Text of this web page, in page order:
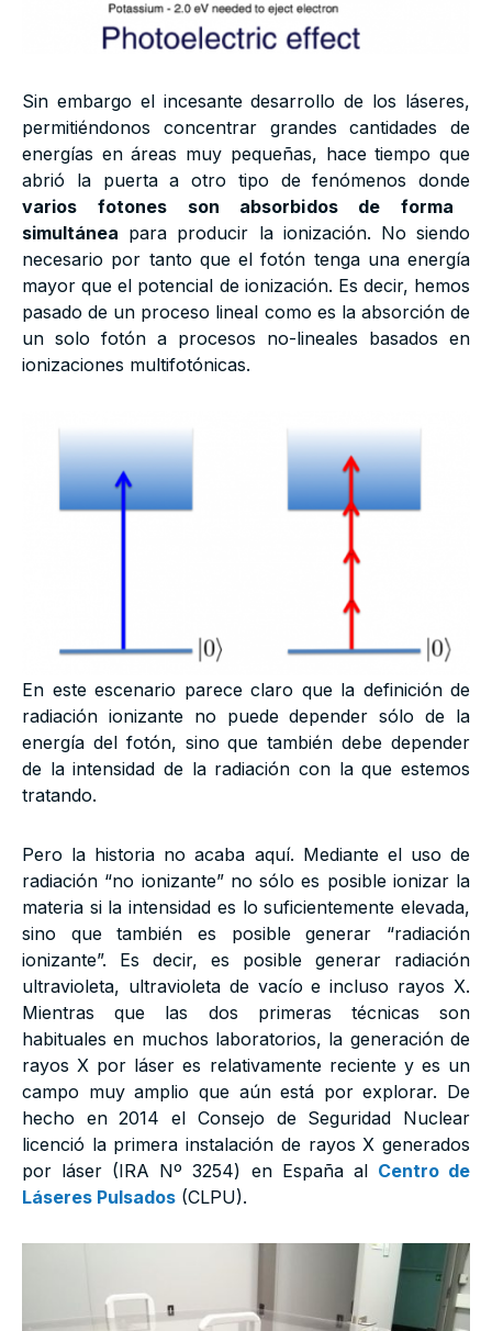
Sin embargo el incesante desarrollo de los láseres,
permitiéndonos concentrar grandes cantidades de
energías en áreas muy pequeñas, hace tiempo que
abrió la puerta a otro tipo de fenómenos donde
varios fotones son absorbidos de forma
simultánea para producir la ionización. No siendo
necesario por tanto que el fotón tenga una energía
mayor que el potencial de ionización. Es decir, hemos
pasado de un proceso lineal como es la absorción de
un solo fotón a procesos no-lineales basados en
ionizaciones multifotónicas.
En este escenario parece claro que la definición de
radiación ionizante no puede depender sólo de la
energía del fotón, sino que también debe depender
de la intensidad de la radiación con la que estemos
tratando.
Pero la historia no acaba aquí. Mediante el uso de
radiación “no ionizante” no sólo es posible ionizar la
materia si la intensidad es lo suficientemente elevada,
sino que también es posible generar “radiación
ionizante”. Es decir, es posible generar radiación
ultravioleta, ultravioleta de vacío e incluso rayos X.
Mientras que las dos primeras técnicas son
habituales en muchos laboratorios, la generación de
rayos X por láser es relativamente reciente y es un
campo muy amplio que aún está por explorar. De
hecho en 2014 el Consejo de Seguridad Nuclear
licenció la primera instalación de rayos X generados
por láser (IRA Nº 3254) en España al Centro de
Láseres Pulsados (CLPU).